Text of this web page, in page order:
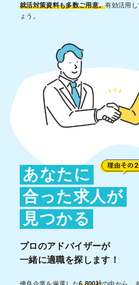
就活対策資料も多数ご用意。有効活用
ょう。
あなたに
合った求人が
見つかる
プロのアドバイザーが
一緒に適職を探します！